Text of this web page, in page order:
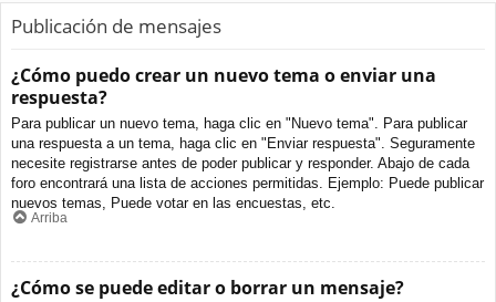
Publicación de mensajes
¿Cómo puedo crear un nuevo tema o enviar una
respuesta?
Para publicar un nuevo tema, haga clic en "Nuevo tema". Para publicar
una respuesta a un tema, haga clic en "Enviar respuesta". Seguramente
necesite registrarse antes de poder publicar y responder. Abajo de cada
foro encontrará una lista de acciones permitidas. Ejemplo: Puede publicar
nuevos temas, Puede votar en las encuestas, etc.
Arriba
¿Cómo se puede editar o borrar un mensaje?